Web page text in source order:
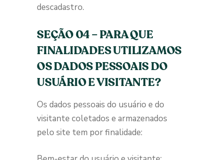
descadastro.
SEÇÃO 04 – PARA QUE
FINALIDADES UTILIZAMOS
OS DADOS PESSOAIS DO
USUÁRIO E VISITANTE?
Os dados pessoais do usuário e do
visitante coletados e armazenados
pelo site tem por finalidade: